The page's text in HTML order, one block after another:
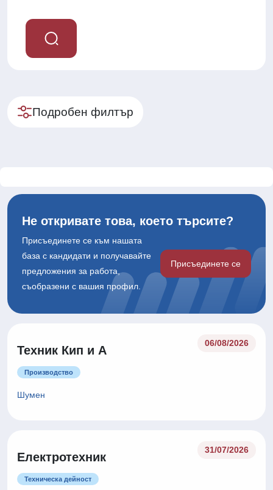
Подробен филтър
Не откривате това, което търсите?
Присъединете се към нашата
база с кандидати и получавайте
предложения за работа,
съобразени с вашия профил.
Присъединете се
Техник Кип и А
06/08/2026
Производство
Шумен
Електротехник
31/07/2026
Техническа дейност